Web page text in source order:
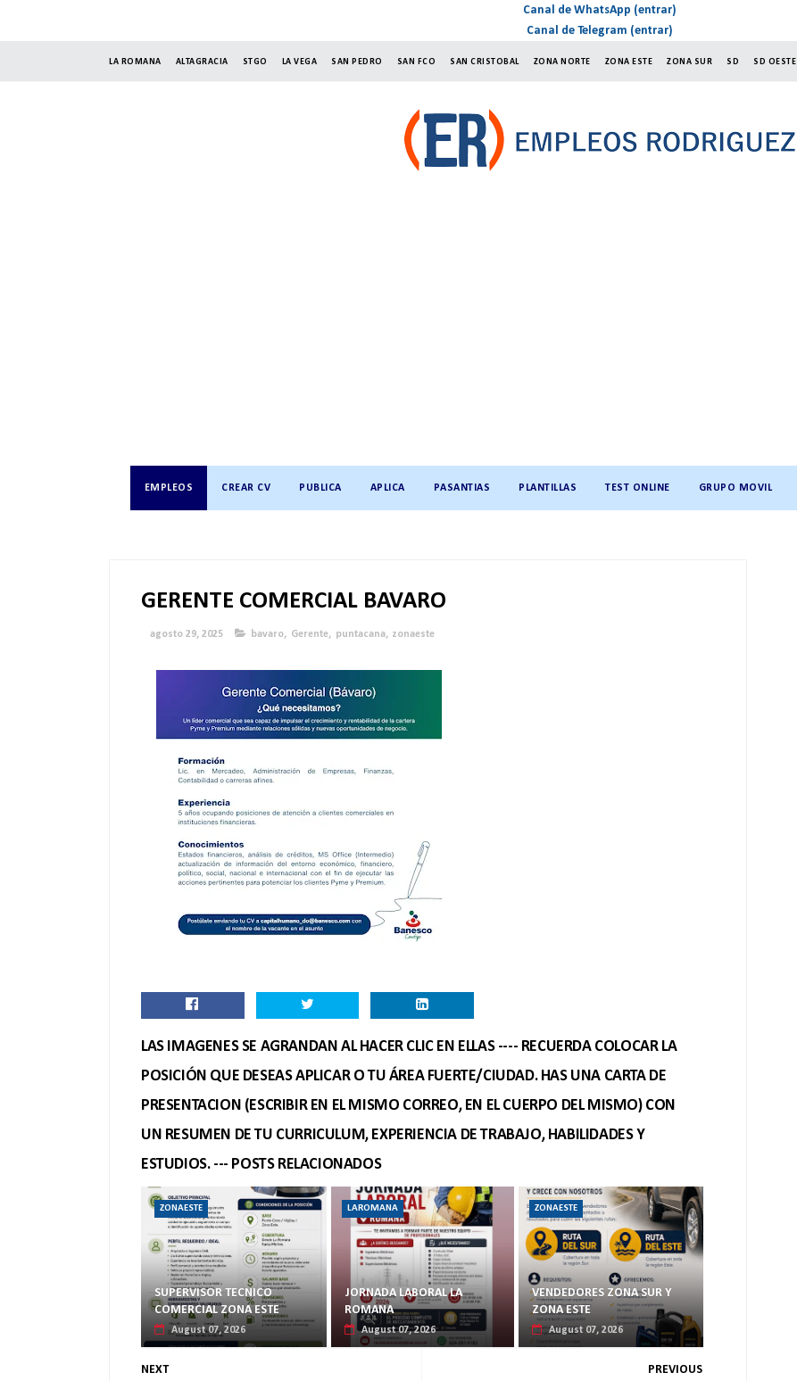
Canal de WhatsApp (entrar)
Canal de Telegram (entrar)
LA ROMANA ALTAGRACIA STGO LA VEGA SAN PEDRO SAN FCO SAN CRISTOBAL ZONA NORTE ZONA ESTE ZONA SUR SD SD OESTE
EMPLEOS CREAR CV PUBLICA APLICA PASANTIAS PLANTILLAS TEST ONLINE GRUPO MOVIL
GERENTE COMERCIAL BAVARO
agosto 29, 2025 bavaro, Gerente, puntacana, zonaeste
LAS IMAGENES SE AGRANDAN AL HACER CLIC EN ELLAS ---- RECUERDA COLOCAR LA
POSICIÓN QUE DESEAS APLICAR O TU ÁREA FUERTE/CIUDAD. HAS UNA CARTA DE
PRESENTACION (ESCRIBIR EN EL MISMO CORREO, EN EL CUERPO DEL MISMO) CON
UN RESUMEN DE TU CURRICULUM, EXPERIENCIA DE TRABAJO, HABILIDADES Y
ESTUDIOS. --- POSTS RELACIONADOS
ZONAESTE
SUPERVISOR TECNICO
COMERCIAL ZONA ESTE
August 07, 2026
LAROMANA
JORNADA LABORAL LA
ROMANA
August 07, 2026
ZONAESTE
VENDEDORES ZONA SUR Y
ZONA ESTE
August 07, 2026
NEXT PREVIOUS